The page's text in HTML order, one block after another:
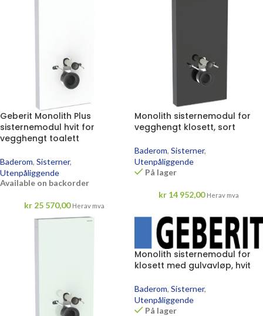
Geberit Monolith Plus
sisternemodul hvit for
vegghengt toalett
Baderom, Sisterner,
Utenpåliggende
Available on backorder
kr 25 570,00 Herav mva
Monolith sisternemodul for
vegghengt klosett, sort
Baderom, Sisterner,
Utenpåliggende
På lager
kr 14 952,00 Herav mva
Monolith sisternemodul for
klosett med gulvavløp, hvit
Baderom, Sisterner,
Utenpåliggende
På lager